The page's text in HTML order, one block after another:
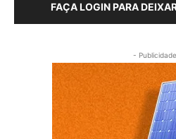
FAÇA LOGIN PARA
-